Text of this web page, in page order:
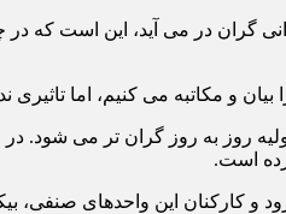
گران در می آید، این است که
و مکاتبه می کنیم، اما تاثیری
روز به روز گران تر می شود. در
است.
و کارکنان این واحدهای صنفی،